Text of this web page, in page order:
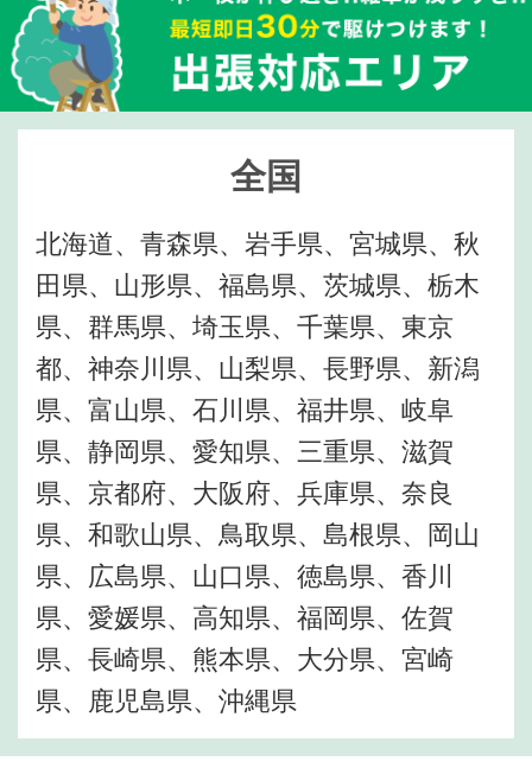
全国
北海道、青森県、岩手県、宮城県、秋
田県、山形県、福島県、茨城県、栃木
県、群馬県、埼玉県、千葉県、東京
都、神奈川県、山梨県、長野県、新潟
県、富山県、石川県、福井県、岐阜
県、静岡県、愛知県、三重県、滋賀
県、京都府、大阪府、兵庫県、奈良
県、和歌山県、鳥取県、島根県、岡山
県、広島県、山口県、徳島県、香川
県、愛媛県、高知県、福岡県、佐賀
県、長崎県、熊本県、大分県、宮崎
県、鹿児島県、沖縄県